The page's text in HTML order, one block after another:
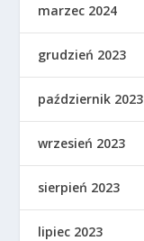
marzec 2024
grudzień 2023
październik 2023
wrzesień 2023
sierpień 2023
lipiec 2023